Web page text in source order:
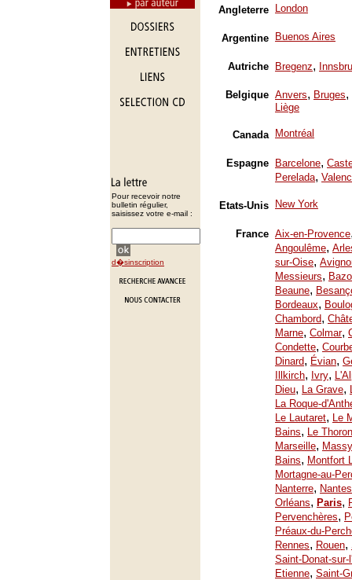
Pour recevoir notre
bulletin régulier,
saisissez votre e-mail :
d�sinscription
Angleterre London
Argentine Buenos Aires
Autriche Bregenz,
Belgique Anvers, Bruges,
Liège
Canada Montréal
Espagne Barcelone,
Perelada,
Etats-Unis New York
France Aix-en-Provence
Angoulême,
sur-Oise,
Messieurs,
Beaune,
Bordeaux,
Chambord,
Marne, Colmar,
Condette,
Dinard, Évian,
Illkirch, Ivry,
Dieu, La Grave,
La Roque-
Le Lautaret, Le
Bains, Le
Marseille, Massy
Bains, Montfort
Mortagne-au-
Nanterre, Nantes
Orléans, Paris,
Pervenchères,
Préaux-du-
Rennes, Rouen,
Saint-Donat-sur-
Etienne, Saint-